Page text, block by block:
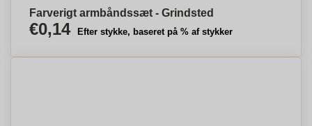
Farverigt armbåndssæt - Grindsted
€0,14 Efter stykke, baseret på % af stykker